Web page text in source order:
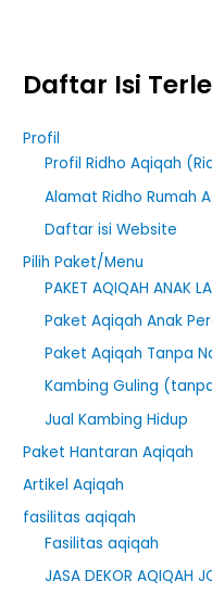
Daftar Isi
Profil
Profil Ridho Aqiqah
Alamat Ridho Rumah
Daftar isi Website
Pilih Paket/Menu
PAKET AQIQAH ANAK
Paket Aqiqah Anak
Paket Aqiqah Tanpa
Kambing Guling
Jual Kambing Hidup
Paket Hantaran Aqiqah
Artikel Aqiqah
fasilitas aqiqah
Fasilitas aqiqah
JASA DEKOR AQIQAH